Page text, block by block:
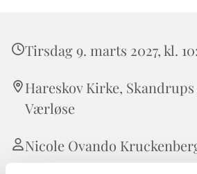
Tirsdag 9. marts 2027, kl.
Hareskov Kirke, Skandrups
Værløse
Nicole Ovando